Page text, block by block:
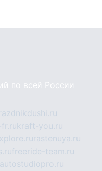
по всей России
kraft-you.ru
rastenuya.ru
freeride-team.ru
autostudiopro.ru